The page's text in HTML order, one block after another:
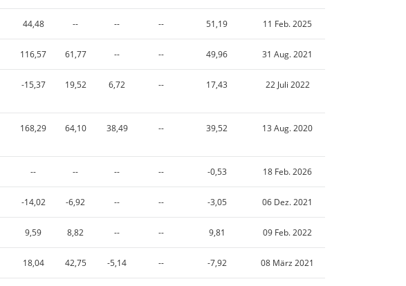
44,48 -- -- -- 51,19 11 Feb. 2025
116,57 61,77 -- -- 49,96 31 Aug. 2021
-15,37 19,52 6,72 -- 17,43 22 Juli 2022
168,29 64,10 38,49 -- 39,52 13 Aug. 2020
-- -- -- -- -0,53 18 Feb. 2026
-14,02 -6,92 -- -- -3,05 06 Dez. 2021
9,59 8,82 -- -- 9,81 09 Feb. 2022
18,04 42,75 -5,14 -- -7,92 08 März 2021